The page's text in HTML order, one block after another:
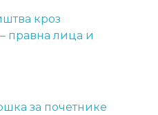
кроз
– правна лица и
за почетнике